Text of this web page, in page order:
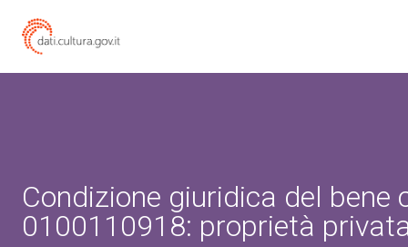
Condizione giuridica del bene
0100110918: proprietà